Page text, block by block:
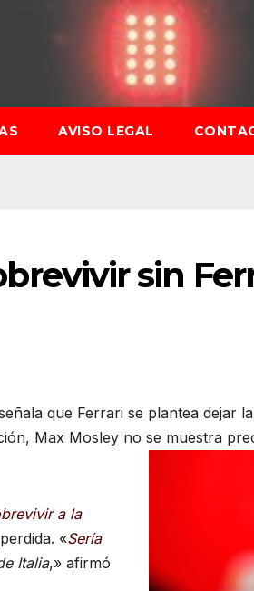
AVISO LEGAL
sin
que Ferrari se plantea dejar
Max Mosley no se muestra
a la
«Sería
Italia,» afirmó